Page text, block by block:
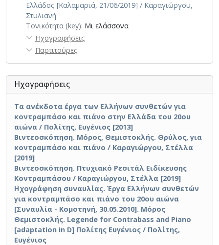
Ελλάδος [Καλαμαριά, 21/06/2019] / Καραγιώργου,
Στυλιανή
Τονικότητα (key): Μι ελάσσονα
Ηχογραφήσεις
Παρτιτούρες
Ηχογραφήσεις
Τα ανέκδοτα έργα των Ελλήνων συνθετών για
κοντραμπάσο και πιάνο στην Ελλάδα του 20ου
αιώνα / Πολίτης, Ευγένιος [2013]
Βιντεοσκόπηση. Μόρος, Θεμιστοκλής. Θρύλος, για
κοντραμπάσο και πιάνο / Καραγιώργου, Στέλλα
[2019]
Βιντεοσκόπηση. Πτυχιακό Ρεσιτάλ Ειδίκευσης
Κοντραμπάσου / Καραγιώργου, Στέλλα [2019]
Ηχογράφηση συναυλίας. Έργα Ελλήνων συνθετών
για κοντραμπάσο και πιάνο του 20ου αιώνα
[Συναυλία - Κομοτηνή, 30.05.2010]. Μόρος
Θεμιστοκλής. Legende for Contrabass and Piano
[adaptation in D] Πολίτης Ευγένιος / Πολίτης,
Ευγένιος